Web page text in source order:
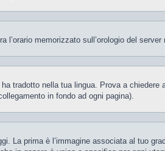
memorizzato sull’orologio del
tradotto nella tua lingua. Prova a
in fondo ad ogni pagina).
La prima è l’immagine associata al tuo